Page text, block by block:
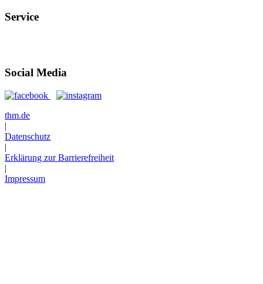
Service
Social Media
thm.de
|
Datenschutz
|
Erklärung zur Barrierefreiheit
|
Impressum